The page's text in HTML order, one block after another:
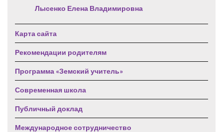
Лысенко Елена Владимировна
Карта сайта
Рекомендации родителям
Программа «Земский учитель»
Современная школа
Публичный доклад
Международное сотрудничество